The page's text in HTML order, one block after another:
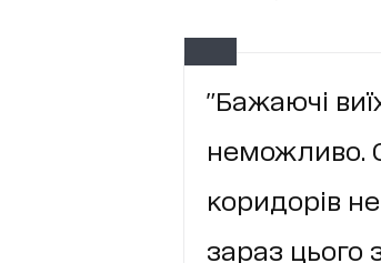
"Бажаючі
неможливо.
коридорів
зараз цього